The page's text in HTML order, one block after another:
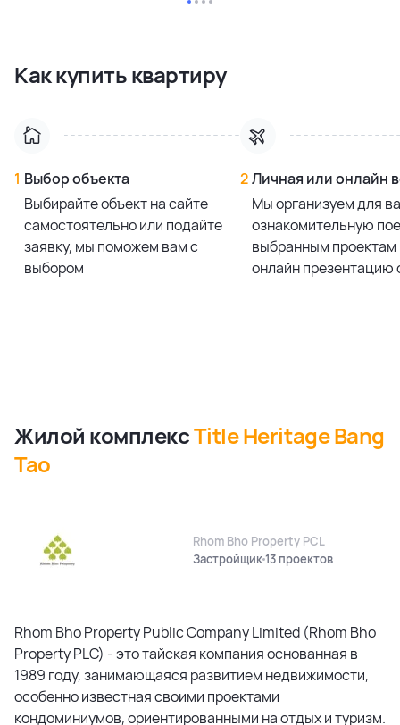
Как купить квартиру
1 Выбор объекта
Выбирайте объект на сайте
самостоятельно или подайте
заявку, мы поможем вам с
выбором
2Личная или онлайн
Мы организуем для
ознакомительную
выбранным проектам
онлайн презентацию
Жилой комплексTitle Heritage Bang
Tao
Rhom Bho Property PCL
Застройщик13 проектов
Rhom Bho Property Public Company Limited (Rhom Bho
Property PLC) - это тайская компания основанная в
1989 году, занимающаяся развитием недвижимости,
особенно известная своими проектами
кондоминиумов, ориентированными на отдых и туризм.